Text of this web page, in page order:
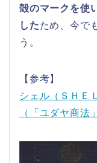
殻のマークを使
したため、今で
う。
【参考】
シェル（ＳＨＥ
（「ユダヤ商法